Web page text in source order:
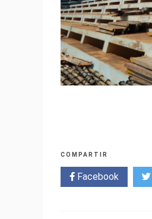
COMPARTIR
Facebook